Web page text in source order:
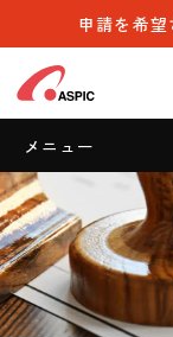
申請を希
メニュー
申請を希望され
情報開示認定制
情報開示認定
インフォメーシ